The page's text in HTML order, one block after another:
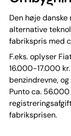
Den høje
alternative
fabrikspris med
F.eks. oplyser
16.000-17.000
benzindrevne,
Punto ca.
fabriksprisen.